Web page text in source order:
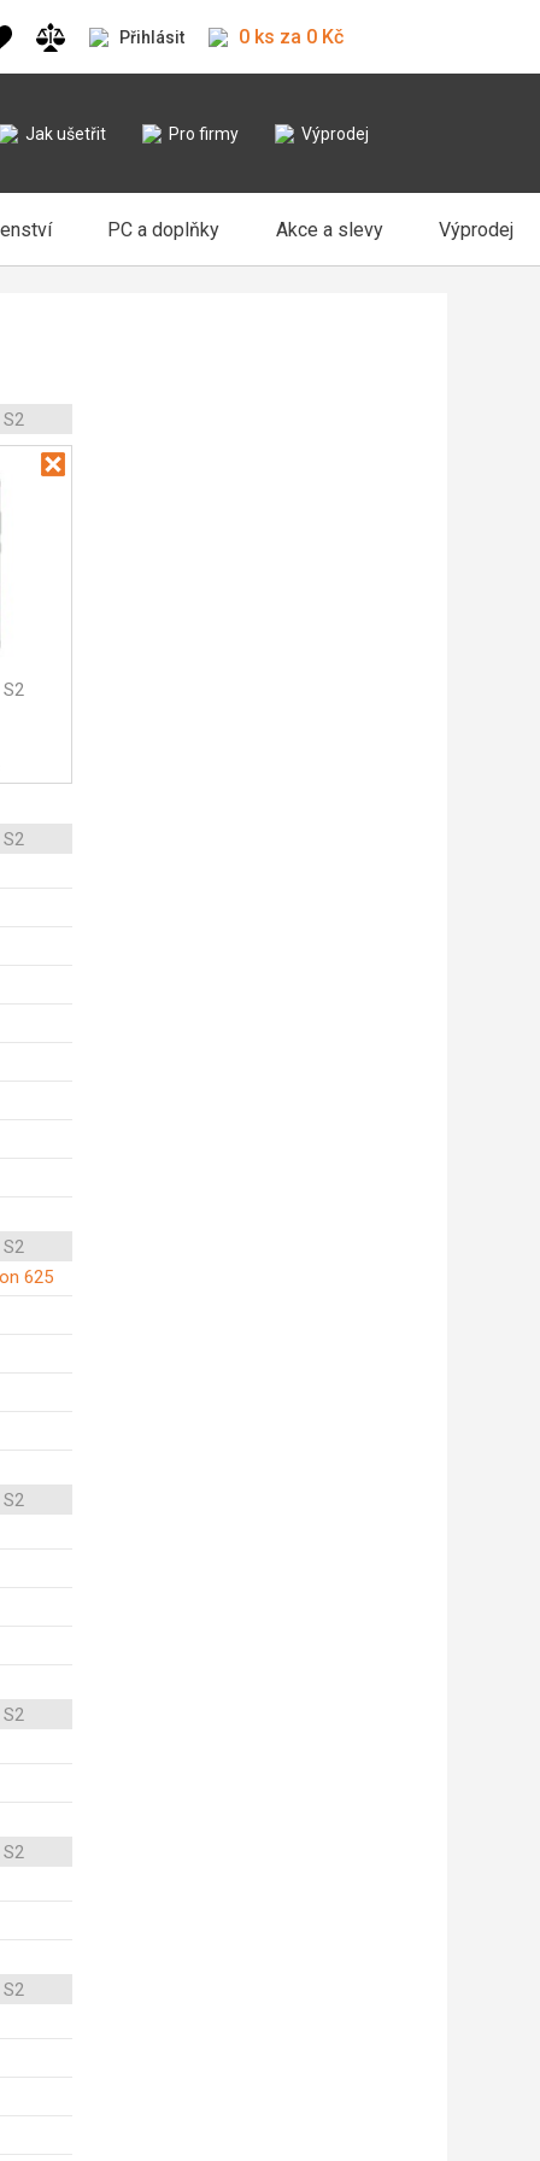
Přihlásit 0 ks za 0 Kč
Jak ušetřit Pro firmy Výprodej
PC a doplňky Akce a slevy Výprodej
625